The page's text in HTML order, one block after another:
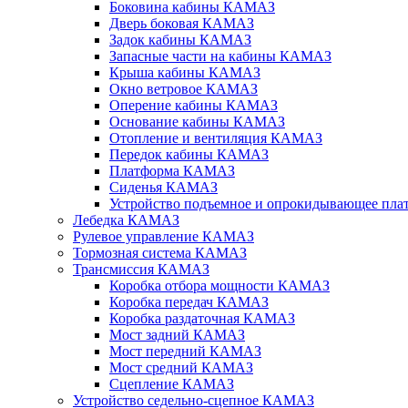
Боковина кабины КАМАЗ
Дверь боковая КАМАЗ
Задок кабины КАМАЗ
Запасные части на кабины КАМАЗ
Крыша кабины КАМАЗ
Окно ветровое КАМАЗ
Оперение кабины КАМАЗ
Основание кабины КАМАЗ
Отопление и вентиляция КАМАЗ
Передок кабины КАМАЗ
Платформа КАМАЗ
Сиденья КАМАЗ
Устройство подъемное и опрокидывающее
Лебедка КАМАЗ
Рулевое управление КАМАЗ
Тормозная система КАМАЗ
Трансмиссия КАМАЗ
Коробка отбора мощности КАМАЗ
Коробка передач КАМАЗ
Коробка раздаточная КАМАЗ
Мост задний КАМАЗ
Мост передний КАМАЗ
Мост средний КАМАЗ
Сцепление КАМАЗ
Устройство седельно-сцепное КАМАЗ